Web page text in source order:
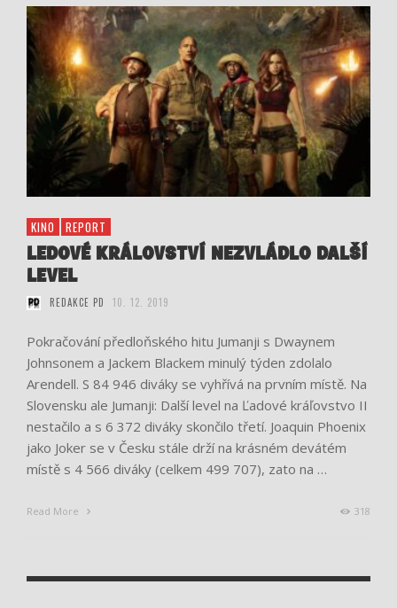
KINO REPORT
LEDOVÉ KRÁLOVSTVÍ NEZVLÁDLO DALŠÍ
LEVEL
REDAKCE PD 10. 12. 2019
Pokračování předloňského hitu Jumanji s Dwaynem
Johnsonem a Jackem Blackem minulý týden zdolalo
Arendell. S 84 946 diváky se vyhřívá na prvním místě. Na
Slovensku ale Jumanji: Další level na Ľadové kráľovstvo II
nestačilo a s 6 372 diváky skončilo třetí. Joaquin Phoenix
jako Joker se v Česku stále drží na krásném devátém
místě s 4 566 diváky (celkem 499 707), zato na …
Read More 318